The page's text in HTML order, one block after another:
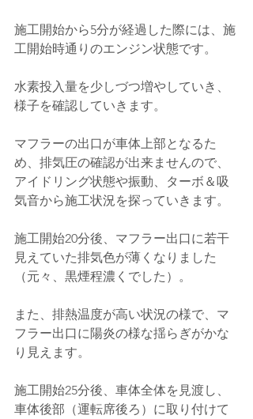
施工開始から5分が経過した際には、施
工開始時通りのエンジン状態です。
水素投入量を少しづつ増やしていき、
様子を確認していきます。
マフラーの出口が車体上部となるた
め、排気圧の確認が出来ませんので、
アイドリング状態や振動、ターボ＆吸
気音から施工状況を探っていきます。
施工開始20分後、マフラー出口に若干
見えていた排気色が薄くなりました
（元々、黒煙程濃くでした）。
また、排熱温度が高い状況の様で、 マ
フラー出口に陽炎の様な揺らぎがかな
り見えます。
施工開始25分後、車体全体を見渡し、
車体後部（運転席後ろ）に取り付けて